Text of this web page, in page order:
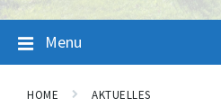
Menu
HOME AKTUELLES